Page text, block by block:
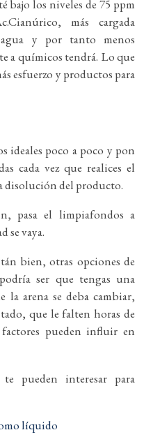
bajo los niveles de 75 ppm
más cargada
y por tanto menos
a químicos tendrá. Lo que
esfuerzo y productos para
ideales poco a poco y pon
cada vez que realices el
disolución del producto.
pasa el limpiafondos a
se vaya.
bien, otras opciones de
ser que tengas una
la arena se deba cambiar,
que le falten horas de
pueden influir en
pueden interesar para
líquido